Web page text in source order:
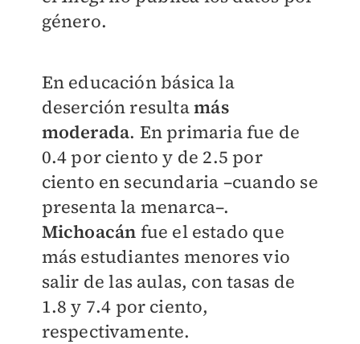
género.
En educación básica la
deserción resultamás
moderada. En primaria fue de
0.4 por ciento y de 2.5 por
ciento en secundaria –cuando se
presenta la menarca–.
Michoacán fue el estado que
más estudiantes menores vio
salir de las aulas, con tasas de
1.8 y 7.4 por ciento,
respectivamente.